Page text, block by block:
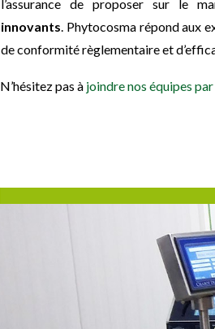
l’assurance de proposer sur le
innovants. Phytocosma répond aux
de conformité règlementaire et
N’hésitez pas à joindre nos équipes